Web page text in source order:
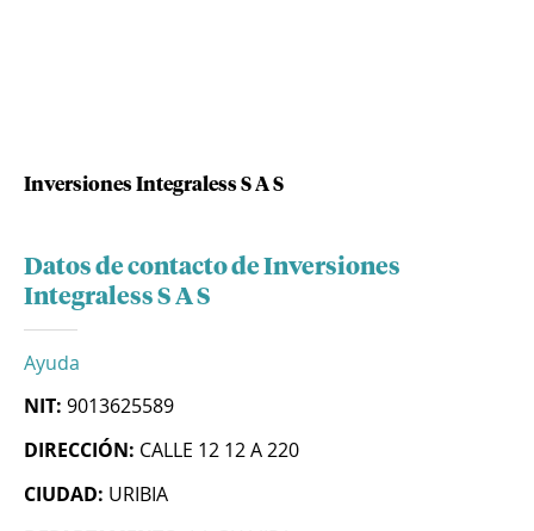
Inversiones Integraless S A S
Datos de contacto de Inversiones
Integraless S A S
Ayuda
NIT: 9013625589
DIRECCIÓN: CALLE 12 12 A 220
CIUDAD: URIBIA